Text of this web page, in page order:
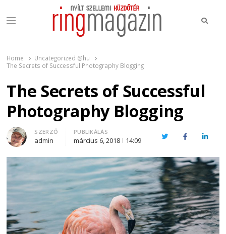
Menu
Home
Uncategorized @hu
The Secrets of Successful Photography Blogging
The Secrets of Successful
Photography Blogging
Author
SZERZŐ
admin
PUBLIKÁLÁS
március 6, 2018 14:09 TwitterFacebook